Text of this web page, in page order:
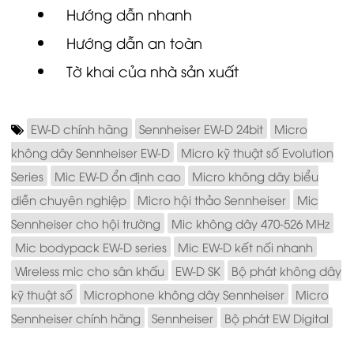
Hướng dẫn an toàn
Tờ khai của nhà sản xuất
không dây Sennheiser EW-D
Micro kỹ thuật số Evolution
Series
Mic EW-D ổn định cao
Micro không dây biểu
diễn chuyên nghiệp
Micro hội thảo Sennheiser
Mic
Sennheiser cho hội trường
Mic không dây 470-526 MHz
Mic bodypack EW-D series
Mic EW-D kết nối nhanh
Wireless mic cho sân khấu
EW-D SK
Bộ phát không dây
kỹ thuật số
Microphone không dây Sennheiser
Micro
Sennheiser chính hãng
Sennheiser Bộ phát EW Digital